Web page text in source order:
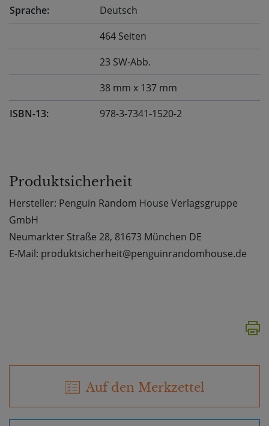
Sprache:
Deutsch
464 Seiten
23 SW-Abb.
38 mm x 137 mm
ISBN-13:
978-3-7341-1520-2
Produktsicherheit
Hersteller: Penguin Random House Verlagsgruppe
GmbH
Neumarkter Straße 28, 81673 München DE
E-Mail: produktsicherheit@penguinrandomhouse.de
Auf den Merkzettel